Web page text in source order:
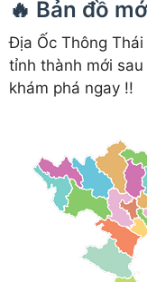
🔥 Bản đồ
Địa Ốc Thông
tỉnh thành mới
khám phá ngay !!